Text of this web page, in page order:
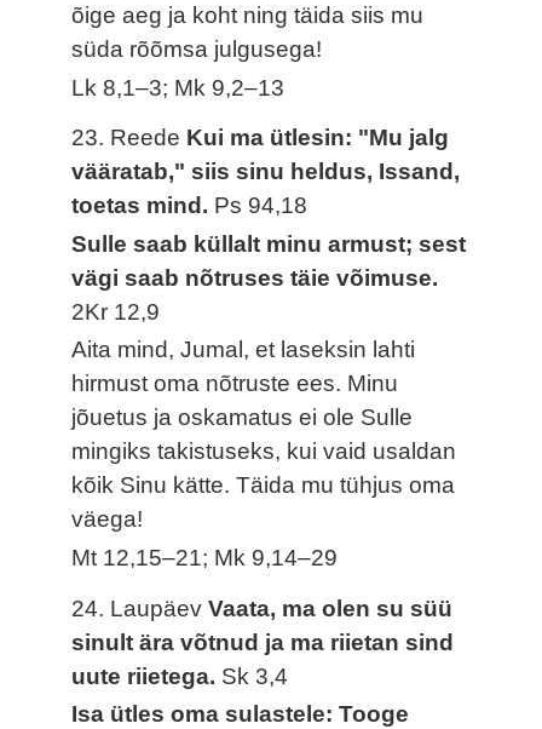
õige aeg ja koht ning täida siis mu
süda rõõmsa julgusega!
Lk 8,1–3; Mk 9,2–13
23. Reede Kui ma ütlesin: "Mu jalg
vääratab," siis sinu heldus, Issand,
toetas mind. Ps 94,18
Sulle saab küllalt minu armust; sest
vägi saab nõtruses täie võimuse.
2Kr 12,9
Aita mind, Jumal, et laseksin lahti
hirmust oma nõtruste ees. Minu
jõuetus ja oskamatus ei ole Sulle
mingiks takistuseks, kui vaid usaldan
kõik Sinu kätte. Täida mu tühjus oma
väega!
Mt 12,15–21; Mk 9,14–29
24. LaupäevVaata, ma olen su süü
sinult ära võtnud ja ma riietan sind
uute riietega. Sk 3,4
Isa ütles oma sulastele: Tooge